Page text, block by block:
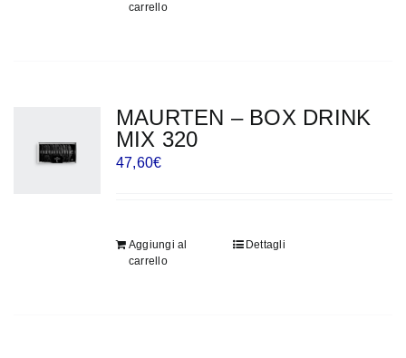
carrello
MAURTEN – BOX DRINK
MIX 320
47,60€
Aggiungi al
carrello
Dettagli